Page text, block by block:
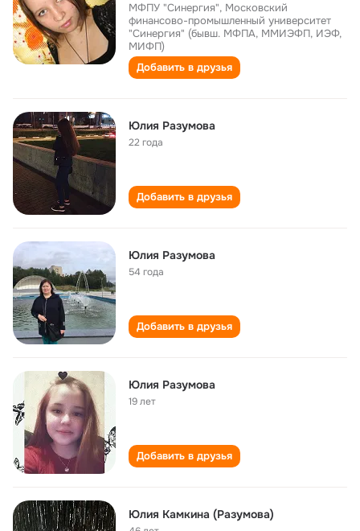
МФПУ "Синергия", Московский
финансово-промышленный университет
"Синергия" (бывш. МФПА, ММИЭФП, ИЭФ,
МИФП)
Добавить в друзья
Юлия Разумова
22 года
Добавить в друзья
Юлия Разумова
54 года
Добавить в друзья
Юлия Разумова
19 лет
Добавить в друзья
Юлия Камкина (Разумова)